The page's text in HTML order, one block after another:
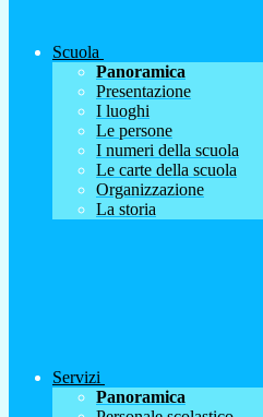
Scuola
Panoramica
Presentazione
I luoghi
Le persone
I numeri della scuola
Le carte della scuola
Organizzazione
La storia
Servizi
Panoramica